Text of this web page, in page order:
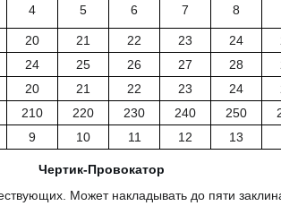
4 5 6 7 8
20 21 22 23 24
24 25 26 27 28
20 21 22 23 24
210 220 230 240 250
9 10 11 12 13
Чертик-Провокатор
Может накладывать до пяти